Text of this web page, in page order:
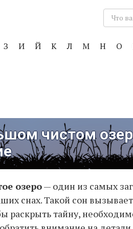
Поиск:
З И Й К Л М Н О
чистом
озеро— один из самых
снах. Такой сон
раскрыть тайну,